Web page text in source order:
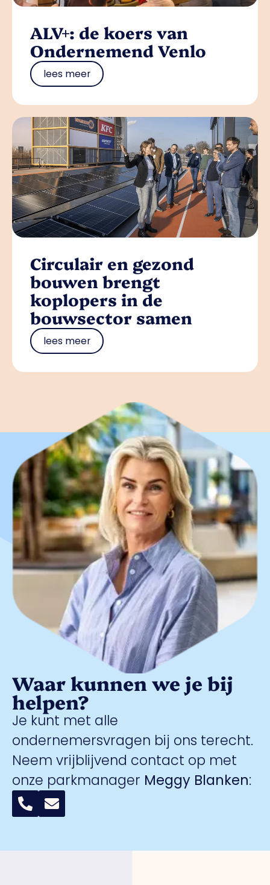
ALV+: de koers van
Ondernemend Venlo
lees meer
Circulair en gezond
bouwen brengt
koplopers in de
bouwsector samen
lees meer
Waar kunnen we je bij
helpen?
Je kunt met alle
ondernemersvragen bij ons terecht.
Neem vrijblijvend contact op met
onze parkmanager Meggy Blanken: